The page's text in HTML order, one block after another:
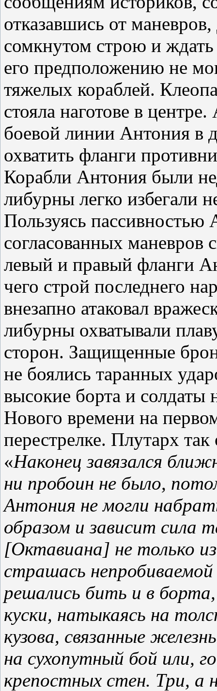
отказавшись от
сомкнутом строю и
его предположению не
тяжелых кораблей.
стояла наготове в
боевой линии Антония в
охватить фланги
Корабли Антония были
либурны легко избегали
Пользуясь
согласованных маневров
левый и правый фланги
чего строй последнего
внезапно атаковал
либурны охватывали
сторон. Защищенные
не боялись таранных
высокие борта и солдаты
Нового времени на
перестрелке. Плутарх
«Наконец завязался
ни пробоин не было,
Антония не могли
образом и зависит сила
[Октавиана] не только
страшась
решались бить и в
куски, натыкаясь на
кузова, связанные
на сухопутный бой или,
крепостных стен. Три, а